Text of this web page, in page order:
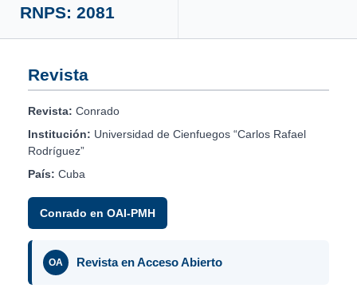
RNPS: 2081
Revista
Revista: Conrado
Institución: Universidad de Cienfuegos “Carlos Rafael
Rodríguez”
País: Cuba
Conrado en OAI-PMH
OA Revista en Acceso Abierto